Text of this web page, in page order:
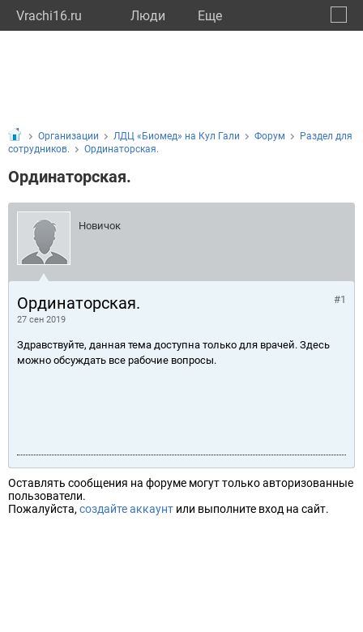
Vrachi16.ru Люди Eще
Организации ЛДЦ «Биомед» на Кул Гали Форум
Раздел для
сотрудников.
Ординаторская.
Ординаторская.
Новичок
Ординаторская.
27 сен 2019
#1
Здравствуйте, данная тема доступна только для врачей. Здесь
можно обсуждать все рабочие вопросы.
Оставлять сообщения на форуме могут только авторизованные
пользователи.
Пожалуйста, создайте аккаунт или выполните вход на сайт.